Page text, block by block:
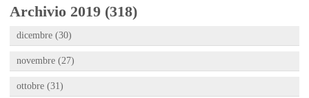
Archivio 2019 (318)
dicembre (30)
novembre (27)
ottobre (31)